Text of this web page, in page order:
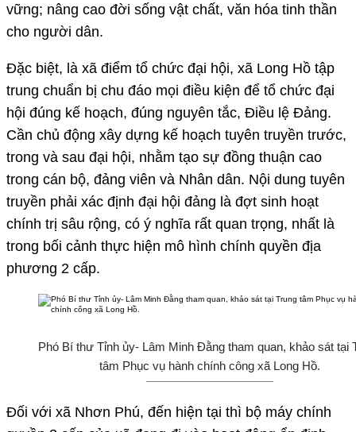
vững; nâng cao đời sống vật chất, văn hóa tinh thần
cho người dân.
Đặc biệt, là xã điểm tổ chức đại hội, xã Long Hồ tập
trung chuẩn bị chu đáo mọi điều kiện để tổ chức đại
hội đúng kế hoạch, đúng nguyên tắc, Điều lệ Đảng.
Cần chủ động xây dựng kế hoạch tuyên truyền trước,
trong và sau đại hội, nhằm tạo sự đồng thuận cao
trong cán bộ, đảng viên và Nhân dân. Nội dung tuyên
truyền phải xác định đại hội đảng là đợt sinh hoạt
chính trị sâu rộng, có ý nghĩa rất quan trọng, nhất là
trong bối cảnh thực hiện mô hình chính quyền địa
phương 2 cấp.
Phó Bí thư Tỉnh ủy- Lâm Minh Đằng tham quan, khảo sát tại
tâm Phục vụ hành chính công xã Long Hồ.
Đối với xã Nhơn Phú, đến hiện tại thì bộ máy chính